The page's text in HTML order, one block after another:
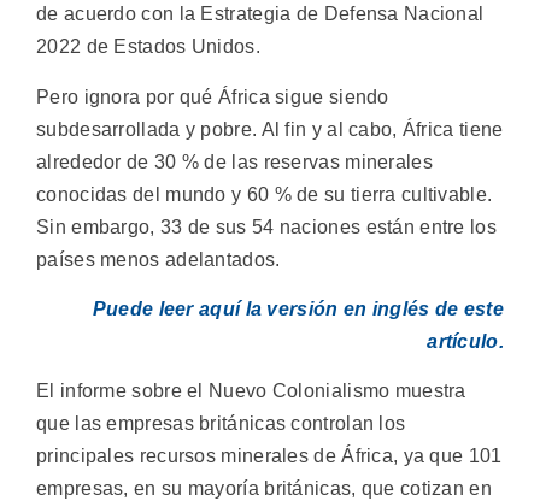
de acuerdo con la Estrategia de Defensa Nacional
2022 de Estados Unidos.
Pero ignora por qué África sigue siendo
subdesarrollada y pobre. Al fin y al cabo, África tiene
alrededor de 30 % de las reservas minerales
conocidas del mundo y 60 % de su tierra cultivable.
Sin embargo, 33 de sus 54 naciones están entre los
países menos adelantados.
Puede leer aquí la versión en inglés de este
artículo.
El informe sobre el Nuevo Colonialismo muestra
que las empresas británicas controlan los
principales recursos minerales de África, ya que 101
empresas, en su mayoría británicas, que cotizan en